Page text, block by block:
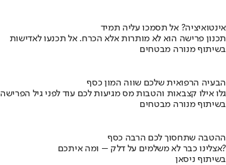
אינטואיציה? אל תסמכו עליה תמיד
תכנון פרישה הוא לא מותרות אלא הכרח. אל תכנעו לאדישות
בשיתוף מנורה מבטחים
הבעיה הרפואית שלכם שווה המון כסף
גלו אילו קצבאות והטבות מס מגיעות לכם עוד לפני גיל הפרישה
בשיתוף מנורה מבטחים
ההטבה שתחסוך לכם הרבה כסף
אצלינו כבר לא משלמים על דלק – ומה איתכם?
בשיתוף ניסאן